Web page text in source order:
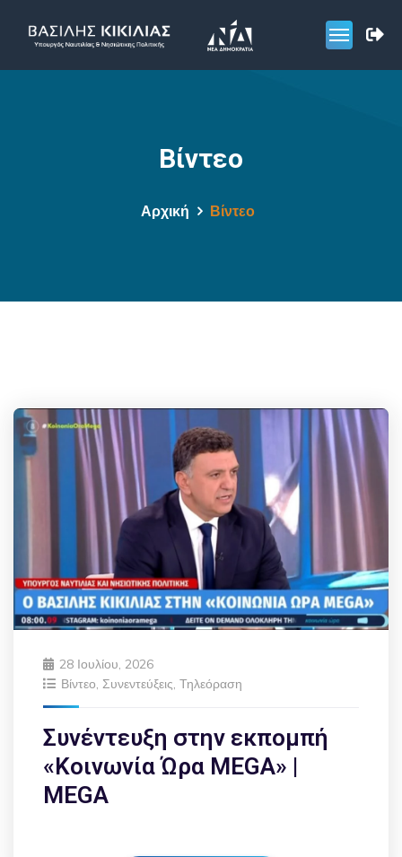
Βίντεο
Αρχική Βίντεο
28 Ιουλίου, 2026
Βίντεο, Συνεντεύξεις, Τηλεόραση
Συνέντευξη στην εκπομπή
«Κοινωνία Ώρα MEGA» |
MEGA